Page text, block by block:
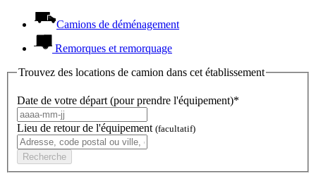
Camions de déménagement
Remorques et remorquage
Trouvez des locations de camion dans cet établissement
Date de votre départ (pour prendre l'équipement)*
Lieu de retour de l'équipement (facultatif)
Recherche